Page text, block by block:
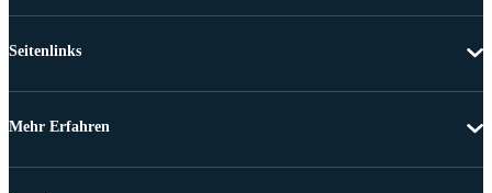
Seitenlinks
Mehr Erfahren